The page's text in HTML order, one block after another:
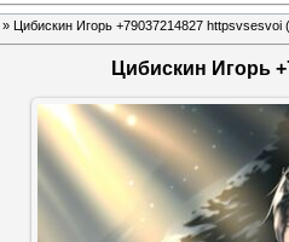
» Цибискин Игорь +79037214827 httpsvsesvoi
Цибискин Игорь